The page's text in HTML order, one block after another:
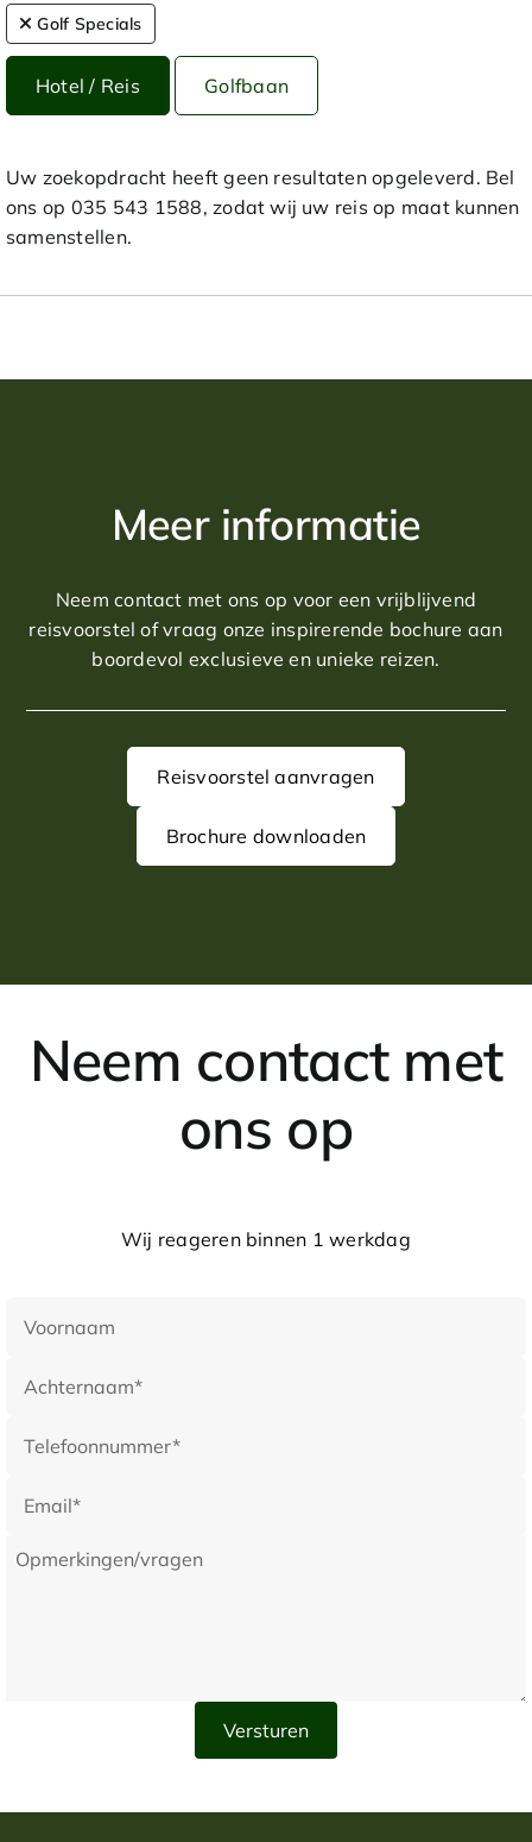
Golf Specials
Hotel / Reis Golfbaan
Uw zoekopdracht heeft geen resultaten opgeleverd. Bel
ons op 035 543 1588, zodat wij uw reis op maat kunnen
samenstellen.
Meer informatie
Neem contact met ons op voor een vrijblijvend
reisvoorstel of vraag onze inspirerende bochure aan
boordevol exclusieve en unieke reizen.
Reisvoorstel aanvragen
Brochure downloaden
Neem contact met
ons op
Wij reageren binnen 1 werkdag